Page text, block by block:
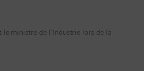
le ministre de l'Industrie lors de la